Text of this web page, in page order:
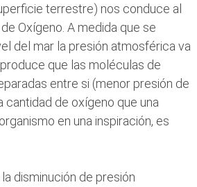
terrestre) nos conduce al
Oxígeno. A medida que se
del mar la presión atmosférica va
que las moléculas de
entre si (menor presión de
cantidad de oxígeno que una
en una inspiración, es
disminución de presión